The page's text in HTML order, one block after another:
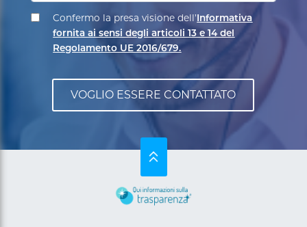
Confermo la presa visione dell’ Informativa
fornita ai sensi degli articoli 13 e 14 del
Regolamento UE 2016/679.
SU